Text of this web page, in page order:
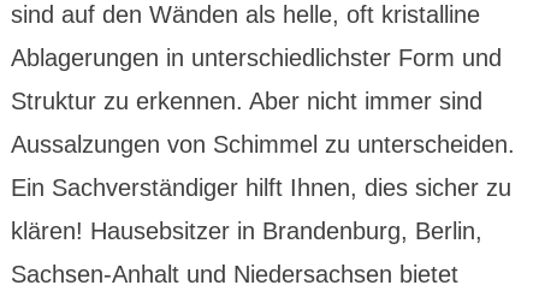
sind auf den Wänden als helle, oft kris­tal­line
Ablage­rungen in unter­schied­lichster Form und
Struktur zu erken­nen. Aber nicht immer sind
Aus­sal­zungen von Schimmel zu unter­scheiden.
Ein Sach­ver­stän­diger hilft Ihnen, dies sicher zu
klären! Hausebsitzer in Brandenburg, Berlin,
Sachsen-Anhalt und Niedersachsen bietet